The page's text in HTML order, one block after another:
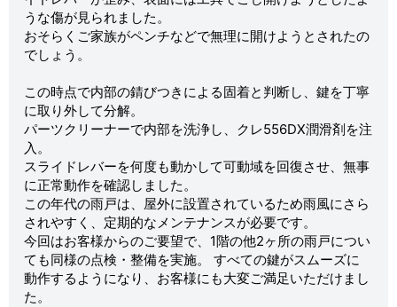
うな傷が見られました。
おそらくご家族がペンチなどで無理に開けようとされたの
でしょう。
この時点で内部の錆びつきによる固着と判断し、鍵を丁寧
に取り外して分解。
パーツクリーナーで内部を洗浄し、クレ556DX潤滑剤を注
入。
スライドレバーを何度も動かして可動域を回復させ、無事
に正常動作を確認しました。
この年代の雨戸は、屋外に設置されているため雨風にさら
されやすく、定期的なメンテナンスが必要です。
今回はお客様からのご要望で、1階の他2ヶ所の雨戸につい
ても同様の点検・整備を実施。 すべての鍵がスムーズに
動作するようになり、お客様にも大変ご満足いただけまし
た。